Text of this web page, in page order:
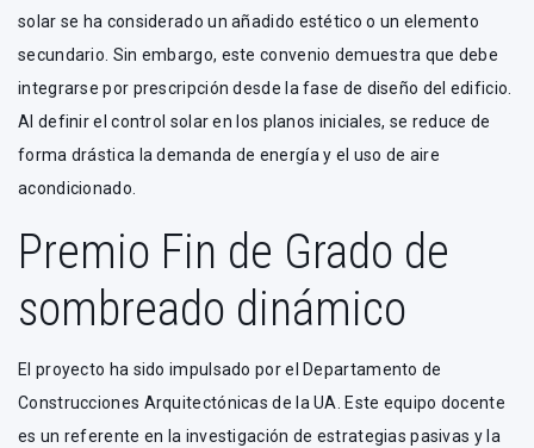
solar se ha considerado un añadido estético o un elemento
secundario. Sin embargo, este convenio demuestra que debe
integrarse por prescripción desde la fase de diseño del edificio.
Al definir el control solar en los planos iniciales, se reduce de
forma drástica la demanda de energía y el uso de aire
acondicionado.
Premio Fin de Grado de
sombreado dinámico
El proyecto ha sido impulsado por el Departamento de
Construcciones Arquitectónicas de la UA. Este equipo docente
es un referente en la investigación de estrategias pasivas y la